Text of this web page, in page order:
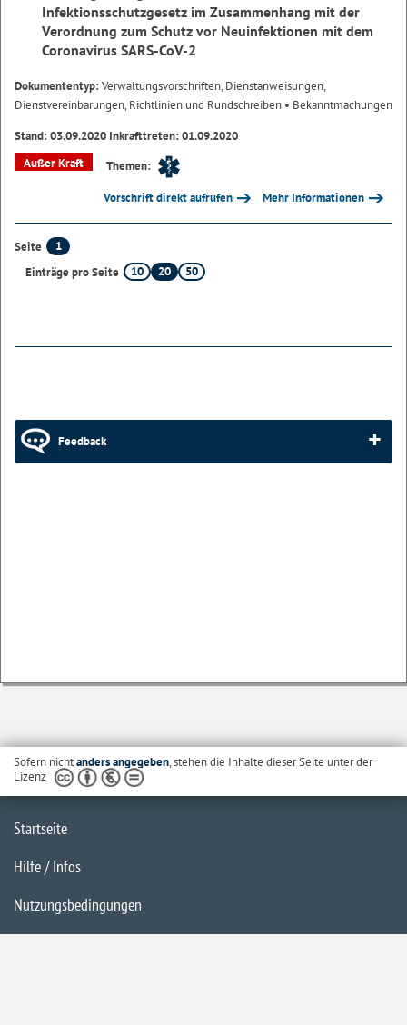
Infektionsschutzgesetz im Zusammenhang mit der
Verordnung zum Schutz vor Neuinfektionen mit dem
Coronavirus SARS-CoV-2
Dokumententyp:Verwaltungsvorschriften, Dienstanweisungen,
Dienstvereinbarungen, Richtlinien und Rundschreiben • Bekanntmachungen
Stand: 03.09.2020 Inkrafttreten: 01.09.2020
Außer Kraft
Themen:
Vorschrift direkt aufrufen Mehr Informationen
Seite
1
Einträge pro Seite
10 20 50
Feedback
Sofern nichtanders angegeben, stehen die Inhalte dieser Seite unter der
Lizenz
Startseite
Hilfe / Infos
Nutzungsbedingungen